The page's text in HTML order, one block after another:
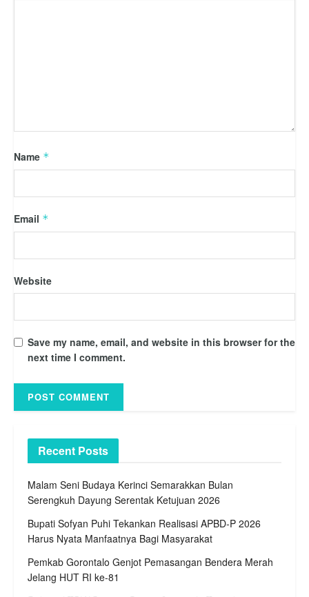
Name *
Email *
Website
Save my name, email, and website in this browser for the
next time I comment.
Recent Posts
Malam Seni Budaya Kerinci Semarakkan Bulan
Serengkuh Dayung Serentak Ketujuan 2026
Bupati Sofyan Puhi Tekankan Realisasi APBD-P 2026
Harus Nyata Manfaatnya Bagi Masyarakat
Pemkab Gorontalo Genjot Pemasangan Bendera Merah
Jelang HUT RI ke-81